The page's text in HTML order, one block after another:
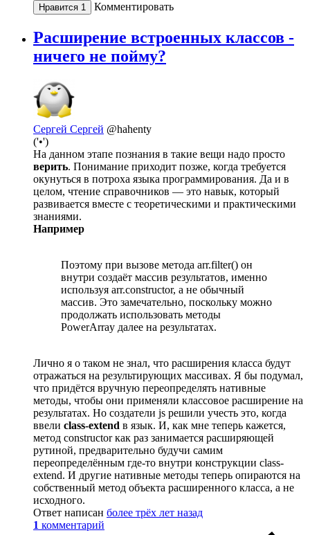
Нравится 1 Комментировать
Расширение встроенных классов -
ничего не пойму?
Сергей Сергей @hahenty
('•')
На данном этапе познания в такие вещи надо просто
верить. Понимание приходит позже, когда требуется
окунуться в потроха языка программирования. Да и в
целом, чтение справочников — это навык, который
развивается вместе с теоретическими и практическими
знаниями.
Например
Поэтому при вызове метода arr.filter() он
внутри создаёт массив результатов, именно
используя arr.constructor, а не обычный
массив. Это замечательно, поскольку можно
продолжать использовать методы
PowerArray далее на результатах.
Лично я о таком не знал, что расширения класса будут
отражаться на результирующих массивах. Я бы подумал,
что придётся вручную переопределять нативные
методы, чтобы они применяли классовое расширение на
результатах. Но создатели js решили учесть это, когда
ввели class-extend в язык. И, как мне теперь кажется,
метод constructor как раз занимается расширяющей
рутиной, предварительно будучи самим
переопределённым где-то внутри конструкции class-
extend. И другие нативные методы теперь опираются на
собственный метод объекта расширенного класса, а не
исходного.
Ответ написан более трёх лет назад
1 комментарий